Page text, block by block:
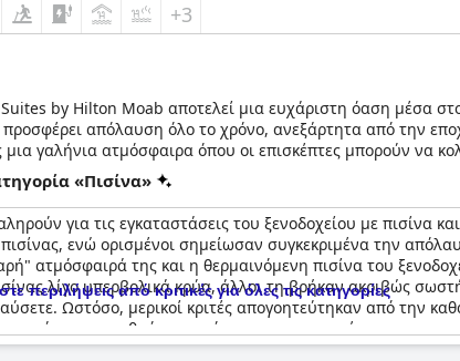
+3
by Hilton Moab αποτελεί μια ευχάριστη όαση μέσα
προσφέρει απόλαυση όλο το χρόνο, ανεξάρτητα από την
γαλήνια ατμόσφαιρα όπου οι επισκέπτες μπορούν να
του ξενοδοχείου, ένα τέλειο περιβάλλον για τους
που συμπληρώνεται από την απαλή κίνηση του
των ολοκληρωμένων προσφορών γυμναστικής και
μια εξαιρετική ισορροπία χαλάρωσης και
αξιόλογο ξενοδοχείο.
«Πισίνα»
για τις εγκαταστάσεις του ξενοδοχείου με πισίνα
ενώ ορισμένοι σημείωσαν συγκεκριμένα την
ατμόσφαιρά της και η θερμαινόμενη πισίνα του
λίγο υπερβολικά κρύα, άλλοι τη βρήκαν ακριβώς
Ωστόσο, μερικοί κριτές απογοητεύτηκαν από την
στον αριθμό των ατόμων και τις οικογένειες που
μια εξαιρετική εμπειρία πισίνας για τους
περιλήψεις από κριτικές για όλες τις κατηγορίες